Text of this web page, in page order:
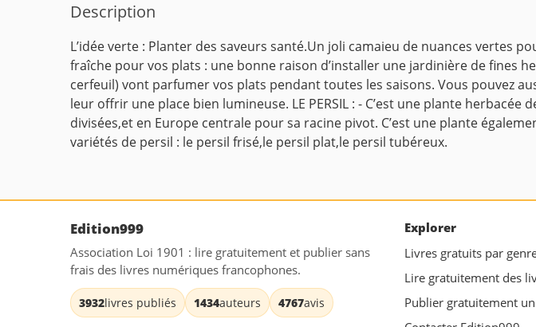
Description
L’idée verte : Planter des saveurs santé.Un joli camaieu de nuances vertes
fraîche pour vos plats : une bonne raison d’installer une jardinière de fines
cerfeuil) vont parfumer vos plats pendant toutes les saisons. Vous pouvez
leur offrir une place bien lumineuse. LE PERSIL : - C’est une plante
divisées,et en Europe centrale pour sa racine pivot. C’est une plante
variétés de persil : le persil frisé,le persil plat,le persil tubéreux.
Edition999
Association Loi 1901 : lire gratuitement et publier sans
frais des livres numériques francophones.
3932livres publiés 1434auteurs 4767avis
Explorer
Livres gratuits par
Lire gratuitement des
Publier gratuitement